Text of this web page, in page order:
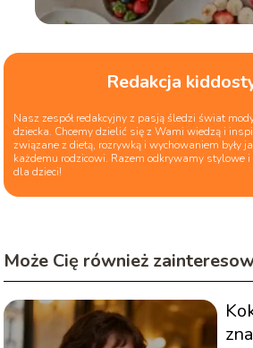
Redakcja
Nasz zespół redakcyjny z pasją śledzi świat
dziecka. Chcemy dzielić się z Wami wiedzą i
związane z dietą, rozrywką i wychowaniem były
każdemu rodzicowi. Razem odkrywamy stylowe
dla dzieci!
Może Cię również